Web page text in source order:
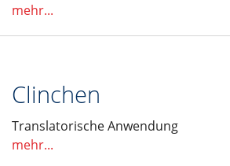
mehr...
Clinchen
Translatorische Anwendung
mehr...